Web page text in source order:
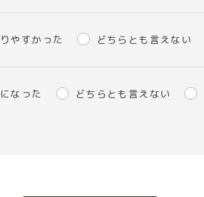
やすかった どちらとも言えない
なった どちらとも言えない